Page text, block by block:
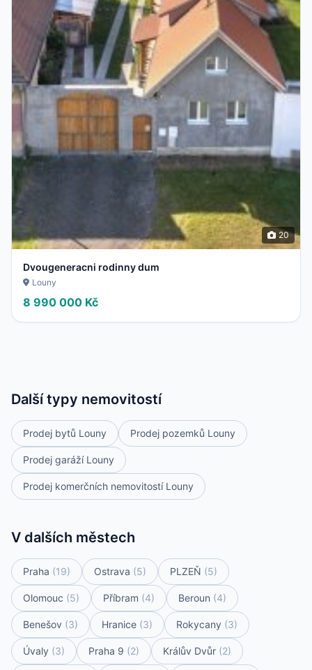
20
Dvougeneracni rodinny dum
Louny
8 990 000 Kč
Další typy nemovitostí
Prodej bytů Louny Prodej pozemků Louny
Prodej garáží Louny
Prodej komerčních nemovitostí Louny
V dalších městech
Praha (19) Ostrava (5) PLZEŇ (5)
Olomouc (5) Příbram (4) Beroun (4)
Benešov (3) Hranice (3) Rokycany (3)
Úvaly (3) Praha 9 (2) Králův Dvůr (2)